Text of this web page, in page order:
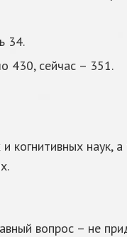
34.
430, сейчас – 351.
наук, а
вопрос – не